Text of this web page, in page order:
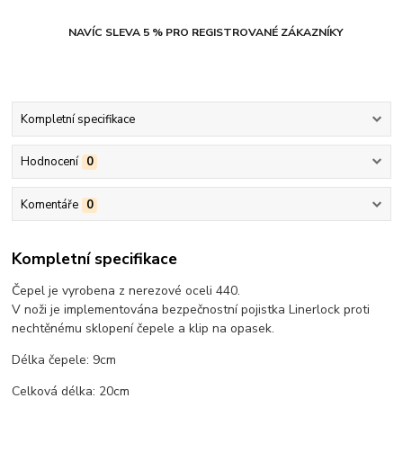
NAVÍC SLEVA 5 % PRO REGISTROVANÉ ZÁKAZNÍKY
Kompletní specifikace
Hodnocení 0
Komentáře 0
Kompletní specifikace
Čepel je vyrobena z nerezové oceli 440.
V noži je implementována bezpečnostní pojistka Linerlock proti
nechtěnému sklopení čepele a klip na opasek.
Délka čepele: 9cm
Celková délka: 20cm